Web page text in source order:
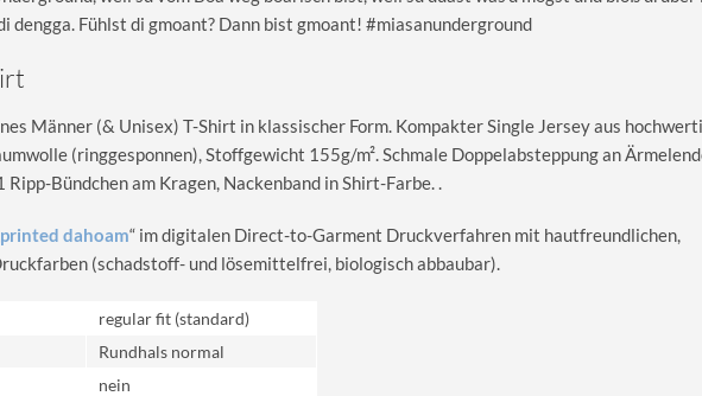
dengga. Fühlst di gmoant? Dann bist gmoant! #miasanunderground
Männer (& Unisex) T-Shirt in klassischer Form. Kompakter Single Jersey aus
(ringgesponnen), Stoffgewicht 155g/m². Schmale Doppelabsteppung an
Ripp-Bündchen am Kragen, Nackenband in Shirt-Farbe. .
printed dahoam“ im digitalen Direct-to-Garment Druckverfahren mit hautfreundlichen,
(schadstoff- und lösemittelfrei, biologisch abbaubar).
regular fit (standard)
Rundhals normal
nein